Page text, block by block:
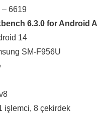
– 6619
6.3.0 for Android
14
SM-F956U
işlemci, 8 çekirdek